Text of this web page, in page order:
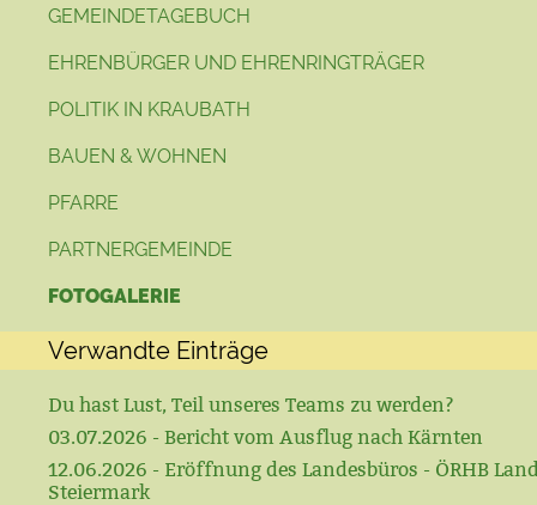
GEMEINDETAGEBUCH
EHRENBÜRGER UND EHRENRINGTRÄGER
POLITIK IN KRAUBATH
BAUEN & WOHNEN
PFARRE
PARTNERGEMEINDE
FOTOGALERIE
Verwandte Einträge
Du hast Lust, Teil unseres Teams zu werden?
03.07.2026 - Bericht vom Ausflug nach Kärnten
12.06.2026 - Eröffnung des Landesbüros - ÖRHB
Steiermark